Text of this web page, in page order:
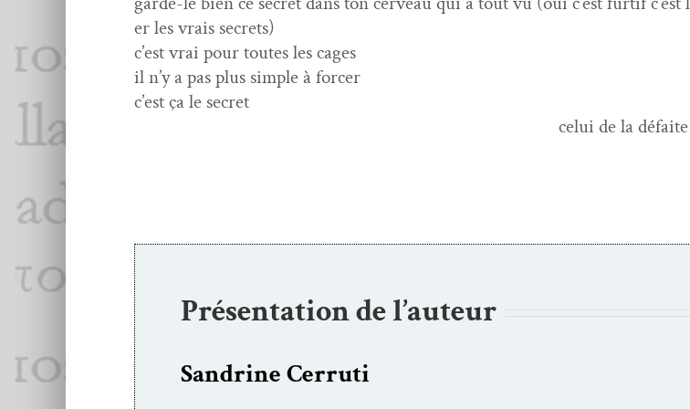
er les vrais secrets)
c’est vrai pour toutes les cages
il n’y a pas plus sim­ple à forcer
c’est ça le secret
celui de la défaite des
Présentation de l’auteur
Sandrine Cerruti